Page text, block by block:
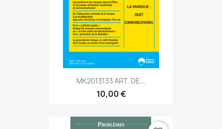
MK2013133 ART. DE...
10,00 €